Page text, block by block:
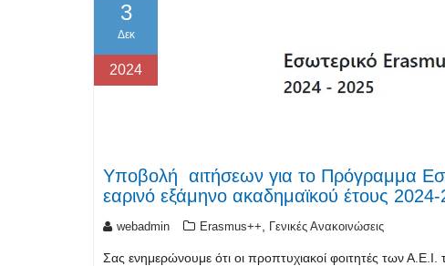
3
Δεκ
2024
Υποβολή αιτήσεων για το Πρόγραμμα
εαρινό εξάμηνο ακαδημαϊκού έτους
webadmin Erasmus++ Γενικές Ανακοινώσεις
Σας ενημερώνουμε ότι οι προπτυχιακοί φοιτητές των